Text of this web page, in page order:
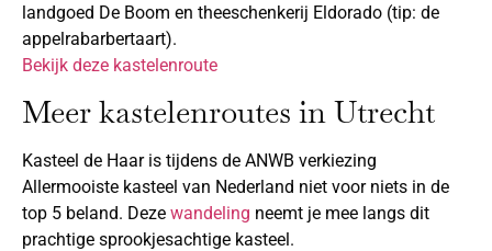
landgoed De Boom en theeschenkerij Eldorado (tip: de
appelrabarbertaart).
Bekijk deze kastelenroute
Meer kastelenroutes in Utrecht
Kasteel de Haar is tijdens de ANWB verkiezing
Allermooiste kasteel van Nederland niet voor niets in de
top 5 beland. Deze wandeling neemt je mee langs dit
prachtige sprookjesachtige kasteel.